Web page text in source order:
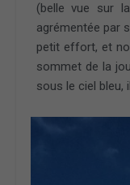
(belle vue sur
agrémentée par
petit effort, et
sommet de la
sous le ciel bleu,